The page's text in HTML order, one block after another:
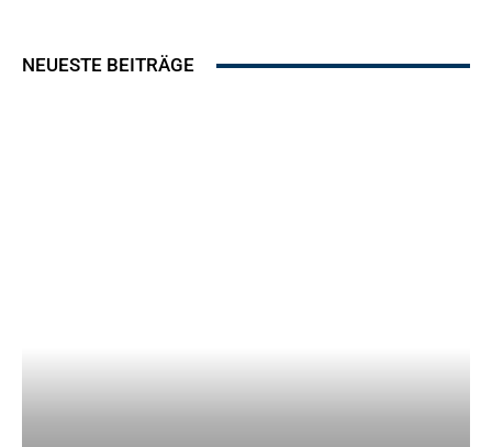
NEUESTE BEITRÄGE